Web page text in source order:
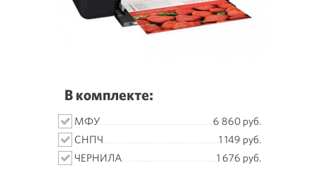
В комплекте:
МФУ
6 860 руб.
СНПЧ
1 149 руб.
ЧЕРНИЛА
1 676 руб.